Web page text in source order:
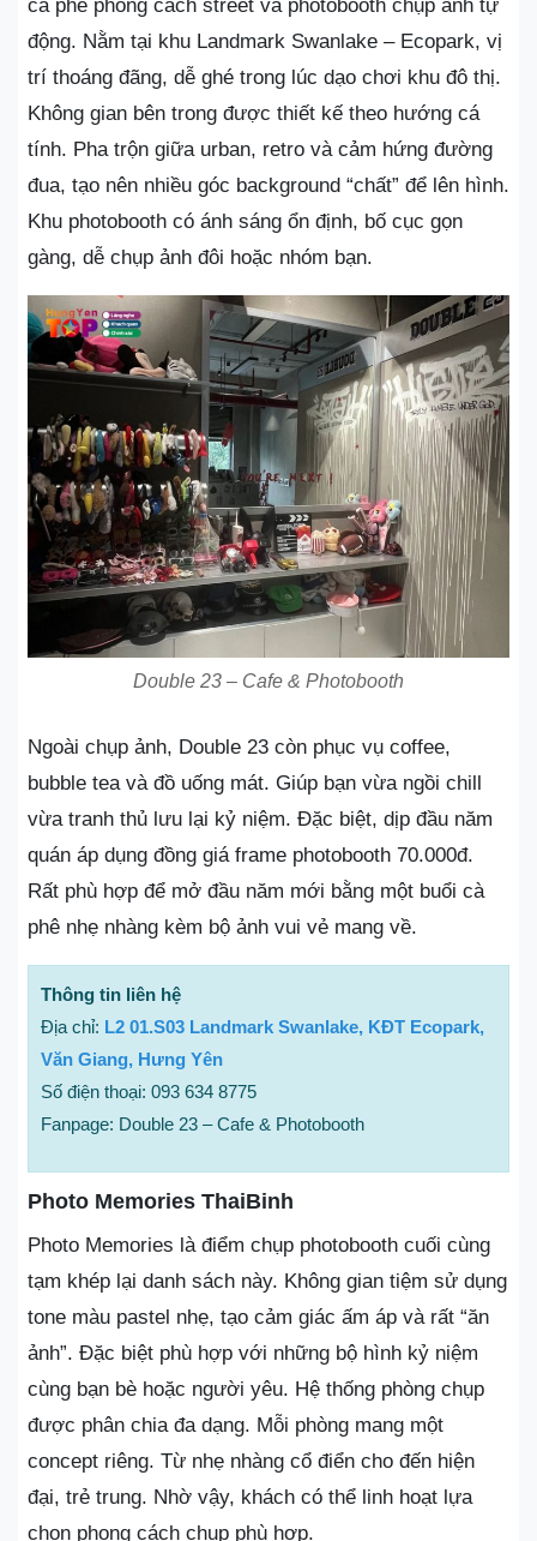
cà phê phong cách street và photobooth chụp ảnh tự
động. Nằm tại khu Landmark Swanlake – Ecopark, vị
trí thoáng đãng, dễ ghé trong lúc dạo chơi khu đô thị.
Không gian bên trong được thiết kế theo hướng cá
tính. Pha trộn giữa urban, retro và cảm hứng đường
đua, tạo nên nhiều góc background “chất” để lên hình.
Khu photobooth có ánh sáng ổn định, bố cục gọn
gàng, dễ chụp ảnh đôi hoặc nhóm bạn.
Double 23 – Cafe & Photobooth
Ngoài chụp ảnh, Double 23 còn phục vụ coffee,
bubble tea và đồ uống mát. Giúp bạn vừa ngồi chill
vừa tranh thủ lưu lại kỷ niệm. Đặc biệt, dịp đầu năm
quán áp dụng đồng giá frame photobooth 70.000đ.
Rất phù hợp để mở đầu năm mới bằng một buổi cà
phê nhẹ nhàng kèm bộ ảnh vui vẻ mang về.
Thông tin liên hệ
Địa chỉ: L2 01.S03 Landmark Swanlake, KĐT Ecopark,
Văn Giang, Hưng Yên
Số điện thoại: 093 634 8775
Fanpage: Double 23 – Cafe & Photobooth
Photo Memories ThaiBinh
Photo Memories là điểm chụp photobooth cuối cùng
tạm khép lại danh sách này. Không gian tiệm sử dụng
tone màu pastel nhẹ, tạo cảm giác ấm áp và rất “ăn
ảnh”. Đặc biệt phù hợp với những bộ hình kỷ niệm
cùng bạn bè hoặc người yêu. Hệ thống phòng chụp
được phân chia đa dạng. Mỗi phòng mang một
concept riêng. Từ nhẹ nhàng cổ điển cho đến hiện
đại, trẻ trung. Nhờ vậy, khách có thể linh hoạt lựa
chọn phong cách chụp phù hợp.